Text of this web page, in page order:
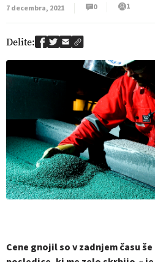
7 decembra, 2021
0 1
Delite:
Cene gnojil so v zadnjem času